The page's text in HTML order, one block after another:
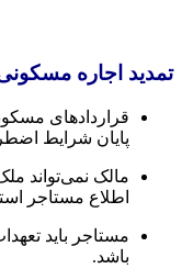
تمدید اجاره مسکونی
قراردادهای
پایان شرایط
مالک نمی‌تواند
اطلاع مستاجر
مستاجر باید
باشد.